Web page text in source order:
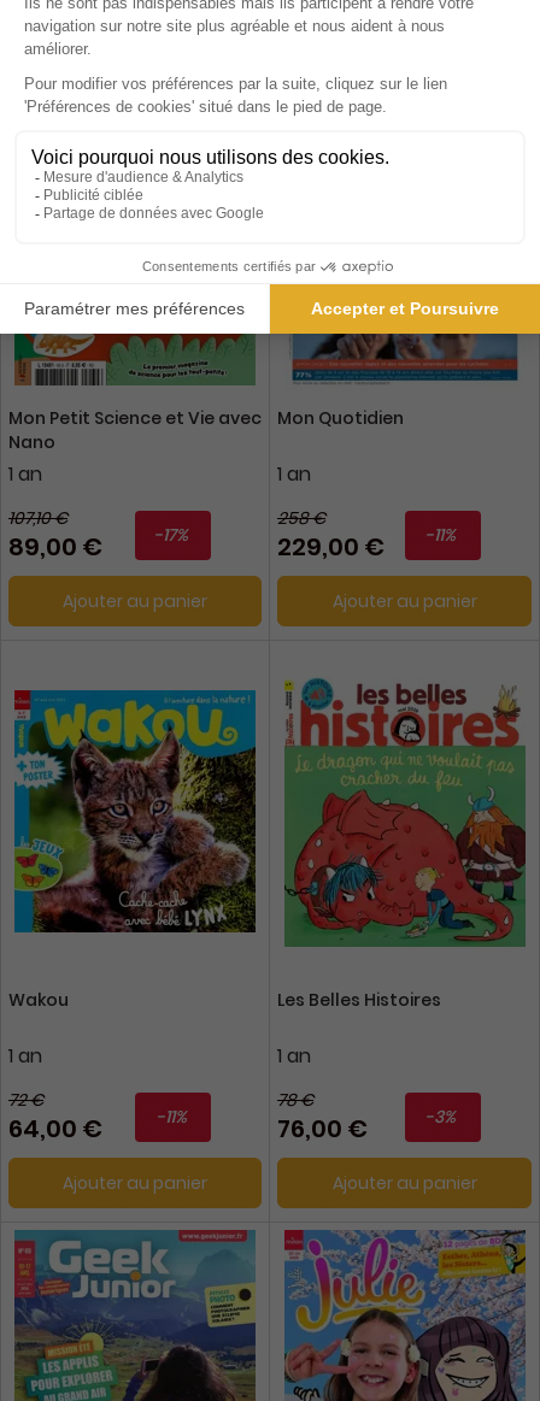
Ajouter au panier Ajouter au panier
Mon Petit Science et Vie avec
Nano
1 an
107,10 €
89,00 € -17%
Ajouter au panier
Mon Quotidien
1 an
258 €
229,00 € -11%
Ajouter au panier
Wakou
1 an
72 €
64,00 € -11%
Ajouter au panier
Les Belles Histoires
1 an
78 €
76,00 € -3%
Ajouter au panier